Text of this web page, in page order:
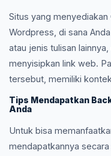
Situs yang
Wordpress, di sana
atau jenis tulisan
menyisipkan link web.
tersebut, memiliki
Tips Mendapatkan
Anda
Untuk bisa
mendapatkannya